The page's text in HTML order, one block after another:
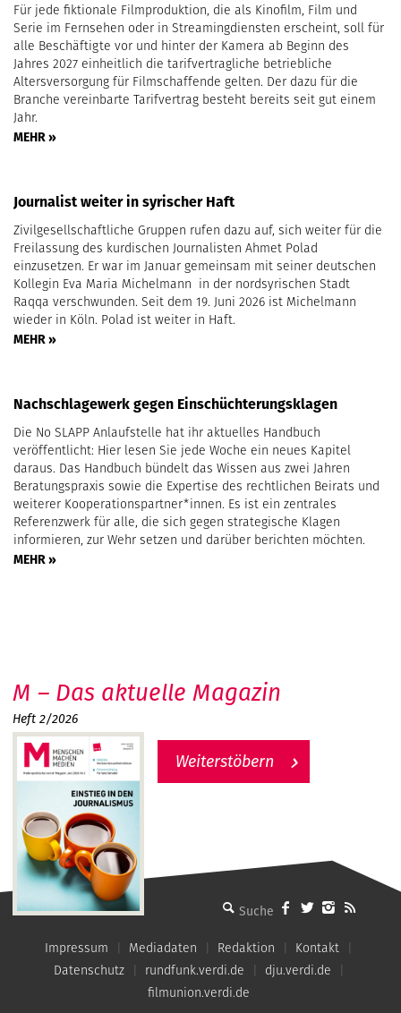
Für jede fiktionale Filmproduktion, die als Kinofilm, Film und
Serie im Fernsehen oder in Streamingdiensten erscheint, soll für
alle Beschäftigte vor und hinter der Kamera ab Beginn des
Jahres 2027 einheitlich die tarifvertragliche betriebliche
Altersversorgung für Filmschaffende gelten. Der dazu für die
Branche vereinbarte Tarifvertrag besteht bereits seit gut einem
Jahr.
MEHR »
Journalist weiter in syrischer Haft
Zivilgesellschaftliche Gruppen rufen dazu auf, sich weiter für die
Freilassung des kurdischen Journalisten Ahmet Polad
einzusetzen. Er war im Januar gemeinsam mit seiner deutschen
Kollegin Eva Maria Michelmann in der nordsyrischen Stadt
Raqqa verschwunden. Seit dem 19. Juni 2026 ist Michelmann
wieder in Köln. Polad ist weiter in Haft.
MEHR »
Nachschlagewerk gegen Einschüchterungsklagen
Die No SLAPP Anlaufstelle hat ihr aktuelles Handbuch
veröffentlicht: Hier lesen Sie jede Woche ein neues Kapitel
daraus. Das Handbuch bündelt das Wissen aus zwei Jahren
Beratungspraxis sowie die Expertise des rechtlichen Beirats und
weiterer Kooperationspartner*innen. Es ist ein zentrales
Referenzwerk für alle, die sich gegen strategische Klagen
informieren, zur Wehr setzen und darüber berichten möchten.
MEHR »
MMM - Menschen machen Medien
M – Das aktuelle Magazin
Heft 2/2026
Weiterstöbern
Impressum Mediadaten Redaktion
Kontakt
Datenschutz
rundfunk.verdi.de
dju.verdi.de
filmunion.verdi.de